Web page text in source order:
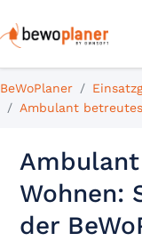
BeWoPlaner
Ambulant
Wohnen:
der